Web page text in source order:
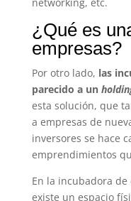
¿Qué es
empresas?
Por otro lado, las
parecido a un
esta solución, que
a empresas de
inversores se hace
emprendimientos
En la incubadora
existe un espacio